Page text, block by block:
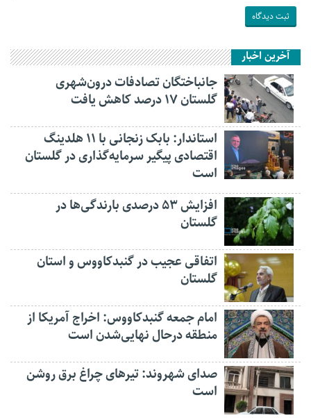
آخرین اخبار
جانباختگان تصادفات درون‌شهری
گلستان ۱۷ درصد کاهش یافت
استاندار: بابک زنجانی با ۱۱ هلدینگ
اقتصادی پیگیر سرمایه‌گذاری در گلستان
است
افزایش ۵۳ درصدی بارندگی‌ها در
گلستان
اتفاقی عجیب در‌ گنبدکاووس و استان
گلستان
امام جمعه گنبدکاووس: اخراج آمریکا از
منطقه درحال نهایی‌شدن است
صدای شهروند: تیرهای چراغ برق روشن
است